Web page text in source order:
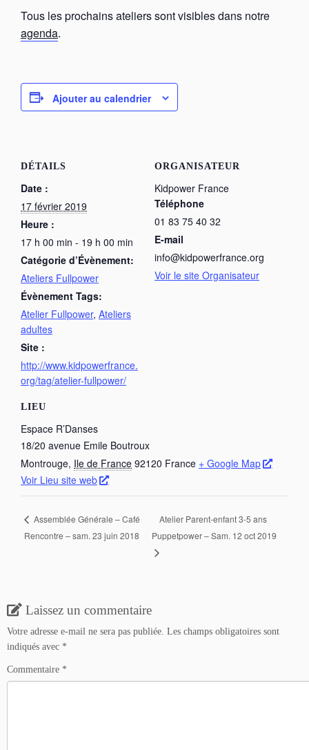
Tous les prochains ateliers sont visibles dans notre
agenda.
Ajouter au calendrier
DÉTAILS
Date :
17 février 2019
Heure :
17 h 00 min - 19 h 00 min
Catégorie d’Évènement:
Ateliers Fullpower
Évènement Tags:
Atelier Fullpower, Ateliers
adultes
Site :
http://www.kidpowerfrance.
org/tag/atelier-fullpower/
LIEU
Espace R’Danses
18/20 avenue Emile Boutroux
Montrouge, Ile de France 92120 France + Google Map
Voir Lieu site web
ORGANISATEUR
Kidpower France
Téléphone
01 83 75 40 32
E-mail
info@kidpowerfrance.org
Voir le site Organisateur
Assemblée Générale – Café
Rencontre – sam. 23 juin 2018
Atelier Parent-enfant 3-5 ans
Puppetpower – Sam. 12 oct 2019
Laissez un commentaire
Votre adresse e-mail ne sera pas publiée. Les champs obligatoires sont
indiqués avec *
Commentaire *